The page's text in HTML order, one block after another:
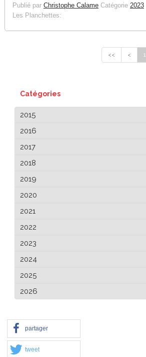
Publié par Christophe CalameCatégorie 2023
Les Planchettes:
<< < 1
Catégories
2015
2016
2017
2018
2019
2020
2021
2022
2023
2024
2025
2026
partager
tweet